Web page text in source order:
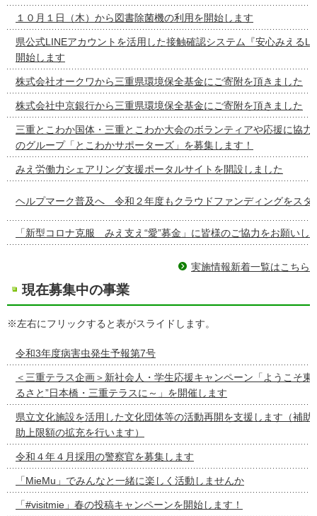
１０月１日（木）から図書除菌機の利用を開始します
県公式LINEアカウントを活用した接触確認システム『安心みえる
開始します
株式会社オークワから三重県環境保全基金にご寄附を頂きました
株式会社中京銀行から三重県環境保全基金にご寄附を頂きました
三重とこわか国体・三重とこわか大会のボランティアや応援に協力
のグループ「とこわかサポーターズ」を募集します！
みえ労働力シェアリング支援ポータルサイトを開設しました
ヘルプマーク普及へ 令和２年度もクラウドファンディングをスタ
「新型コロナ克服 みえ支え“愛”募金」に皆様のご協力をお願いし
実施情報新着一覧はこちら
現在募集中の事業
※左右にフリックすると表がスライドします。
令和3年度病害虫発生予報第7号
＜三重テラス企画＞新社会人・学生応援キャンペーン「ようこそ東
るさと”日本橋・三重テラスに～」を開催します
県立文化施設を活用した文化団体等の活動再開を支援します（補助
助上限額の拡充を行います）
令和４年４月採用の警察官を募集します
「MieMu」でみんなと一緒に楽しく活動しませんか
「#visitmie」春の投稿キャンペーンを開始します！